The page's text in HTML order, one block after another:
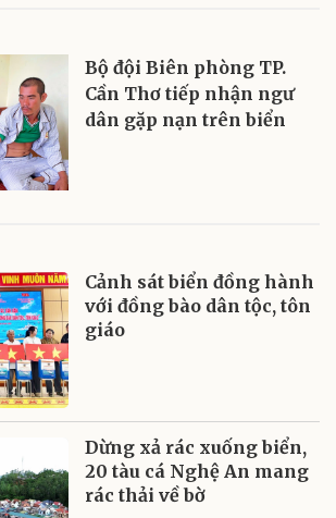
Bộ đội Biên phòng TP.
Cần Thơ tiếp nhận ngư
dân gặp nạn trên biển
Cảnh sát biển đồng hành
với đồng bào dân tộc, tôn
giáo
Dừng xả rác xuống biển,
20 tàu cá Nghệ An mang
rác thải về bờ